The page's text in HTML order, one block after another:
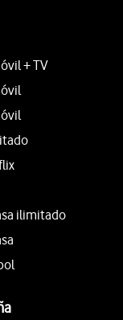
+ TV
ilimitado